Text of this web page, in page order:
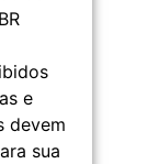
e
devem
sua